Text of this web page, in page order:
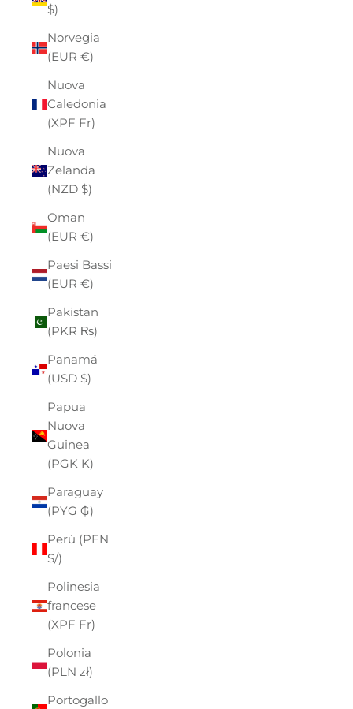
$)
Norvegia
(EUR €)
Nuova
Caledonia
(XPF Fr)
Nuova
Zelanda
(NZD $)
Oman
(EUR €)
Paesi Bassi
(EUR €)
Pakistan
(PKR ₨)
Panamá
(USD $)
Papua
Nuova
Guinea
(PGK K)
Paraguay
(PYG ₲)
Perù (PEN
S/)
Polinesia
francese
(XPF Fr)
Polonia
(PLN zł)
Portogallo